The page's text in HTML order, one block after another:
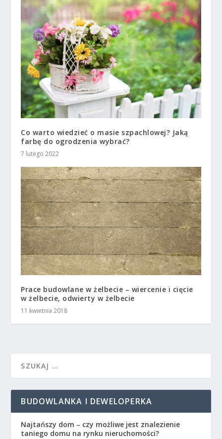
Co warto wiedzieć o masie szpachlowej? Jaką
farbę do ogrodzenia wybrać?
7 lutego 2022
Prace budowlane w żelbecie – wiercenie i cięcie
w żelbecie, odwierty w żelbecie
11 kwietnia 2018
BUDOWLANKA I DEWELOPERKA
Najtańszy dom – czy możliwe jest znalezienie
taniego domu na rynku nieruchomości?